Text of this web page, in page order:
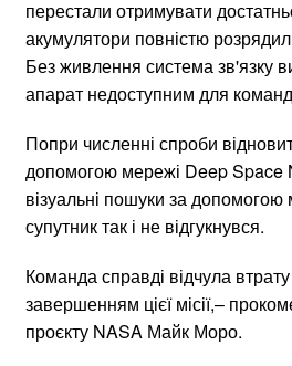
перестали отримувати
акумулятори повністю
Без живлення система зв'язку
апарат недоступним для команд
Попри численні спроби
допомогою мережі Deep Space
візуальні пошуки за
супутник так і не відгукнувся.
Команда справді відчула втрату
завершенням цієї місії,–
проєкту NASA Майк Моро.